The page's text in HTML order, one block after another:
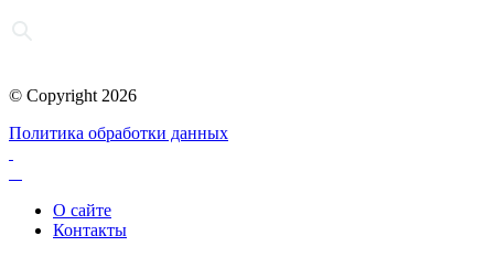
© Copyright 2026
Политика обработки данных
О сайте
Контакты